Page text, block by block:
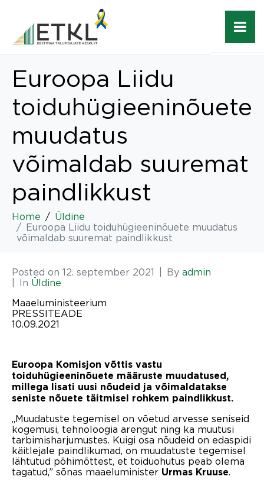
Euroopa Liidu
toiduhügieeninõuete
muudatus
võimaldab suuremat
paindlikkust
Home
Üldine
Euroopa Liidu toiduhügieeninõuete muudatus
võimaldab suuremat paindlikkust
Posted on 12. september 2021 By admin
In Üldine
Maaeluministeerium
PRESSITEADE
10.09.2021
Euroopa Komisjon võttis vastu
toiduhügieeninõuete määruste muudatused,
millega lisati uusi nõudeid ja võimaldatakse
seniste nõuete täitmisel rohkem paindlikkust.
„Muudatuste tegemisel on võetud arvesse seniseid
kogemusi, tehnoloogia arengut ning ka muutusi
tarbimisharjumustes. Kuigi osa nõudeid on edaspidi
käitlejale paindlikumad, on muudatuste tegemisel
lähtutud põhimõttest, et toiduohutus peab olema
tagatud,” sõnas maaeluminister Urmas Kruuse.